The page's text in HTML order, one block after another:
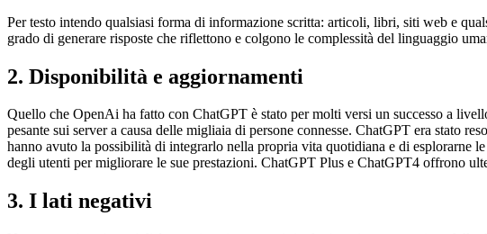
Per testo intendo qualsiasi forma di informazione scritta: articoli, libri, siti web e
grado di generare risposte che riflettono e colgono le complessità del linguaggio
2. Disponibilità e aggiornamenti
Quello che OpenAi ha fatto con ChatGPT è stato per molti versi un successo a
pesante sui server a causa delle migliaia di persone connesse. ChatGPT era stato
hanno avuto la possibilità di integrarlo nella propria vita quotidiana e di esplorarne
degli utenti per migliorare le sue prestazioni. ChatGPT Plus e ChatGPT4 offrono
3. I lati negativi